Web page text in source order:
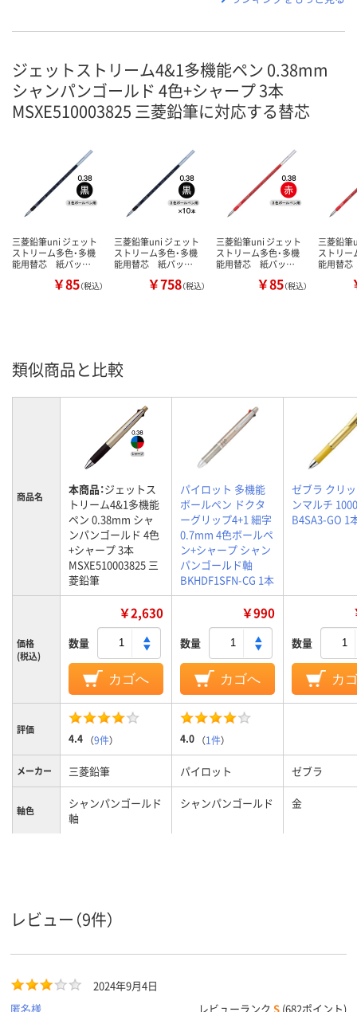
ジェットストリーム4&1多機能ペン 0.38mm
シャンパンゴールド 4色+シャープ 3本
MSXE510003825 三菱鉛筆に対応する替芯
三菱鉛筆uni ジェット
ストリーム多色・多機
能用替芯 紙パッ…
￥85（税込）
三菱鉛筆uni ジェット
ストリーム多色・多機
能用替芯 紙パッ…
￥758（税込）
三菱鉛筆uni ジェット
ストリーム多色・多機
能用替芯 紙パッ…
￥85（税込）
三菱鉛筆
ストリー
能用替
類似商品と比較
商品名 本商品：ジェットス
トリーム4&1多機能
ペン 0.38mm シャ
ンパンゴールド 4色
+シャープ 3本
MSXE510003825 三
菱鉛筆
パイロット 多機能
ボールペン ドクタ
ーグリップ4+1 細字
0.7mm 4色ボールペ
ン+シャープ シャン
パンゴールド軸
BKHDF1SFN-CG 1本
ゼブラ クリ
ンマルチ
B4SA3-GO 1
価格
(税込)
￥2,630
数量
カゴへ
￥990
数量
カゴへ
数量
カ
評価
4.4 （9件） 4.0 （1件）
メーカー 三菱鉛筆 パイロット ゼブラ
軸色
シャンパンゴールド
軸
シャンパンゴールド 金
インク種
類
油性インク
黒・赤・青・緑 黒・赤・青・緑 黒・青・赤・緑
軸径 13.7mm
レビュー（9件）
2024年9月4日
匿名様
レビューランク S (682ポイント)